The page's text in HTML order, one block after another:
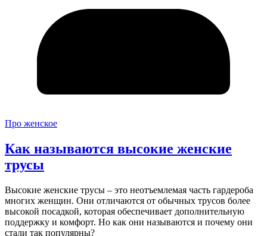
Про женское
Как называются высокие женские
трусы
Высокие женские трусы – это неотъемлемая часть гардероба
многих женщин. Они отличаются от обычных трусов более
высокой посадкой, которая обеспечивает дополнительную
поддержку и комфорт. Но как они называются и почему они
стали так популярны?